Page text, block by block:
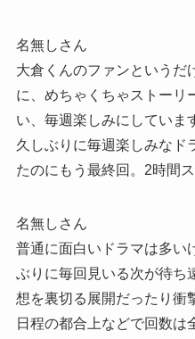
名無しさん
大倉くんのファンというだ
に、めちゃくちゃストーリ
い、毎週楽しみにしていま
久しぶりに毎週楽しみなド
たのにもう最終回。2時間
名無しさん
普通に面白いドラマは多い
ぶりに毎回見いる次が待ち
想を裏切る展開だったり衝
日程の都合上などで回数は